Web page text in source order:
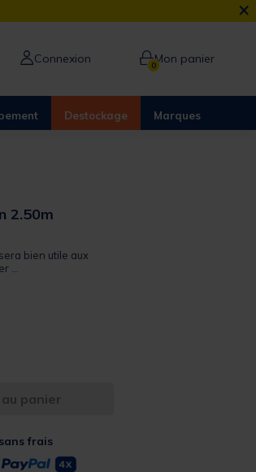
×
Connexion 0Mon panier
Destockage Marques
2.50m
bien utile aux
...
panier
frais